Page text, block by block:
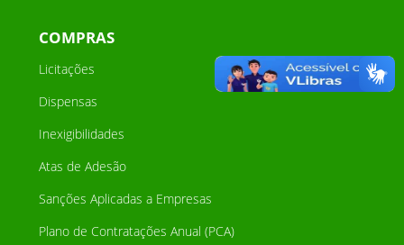
COMPRAS
Licitações
Dispensas
Inexigibilidades
Atas de Adesão
Sanções Aplicadas a Empresas
Plano de Contratações Anual (PCA)